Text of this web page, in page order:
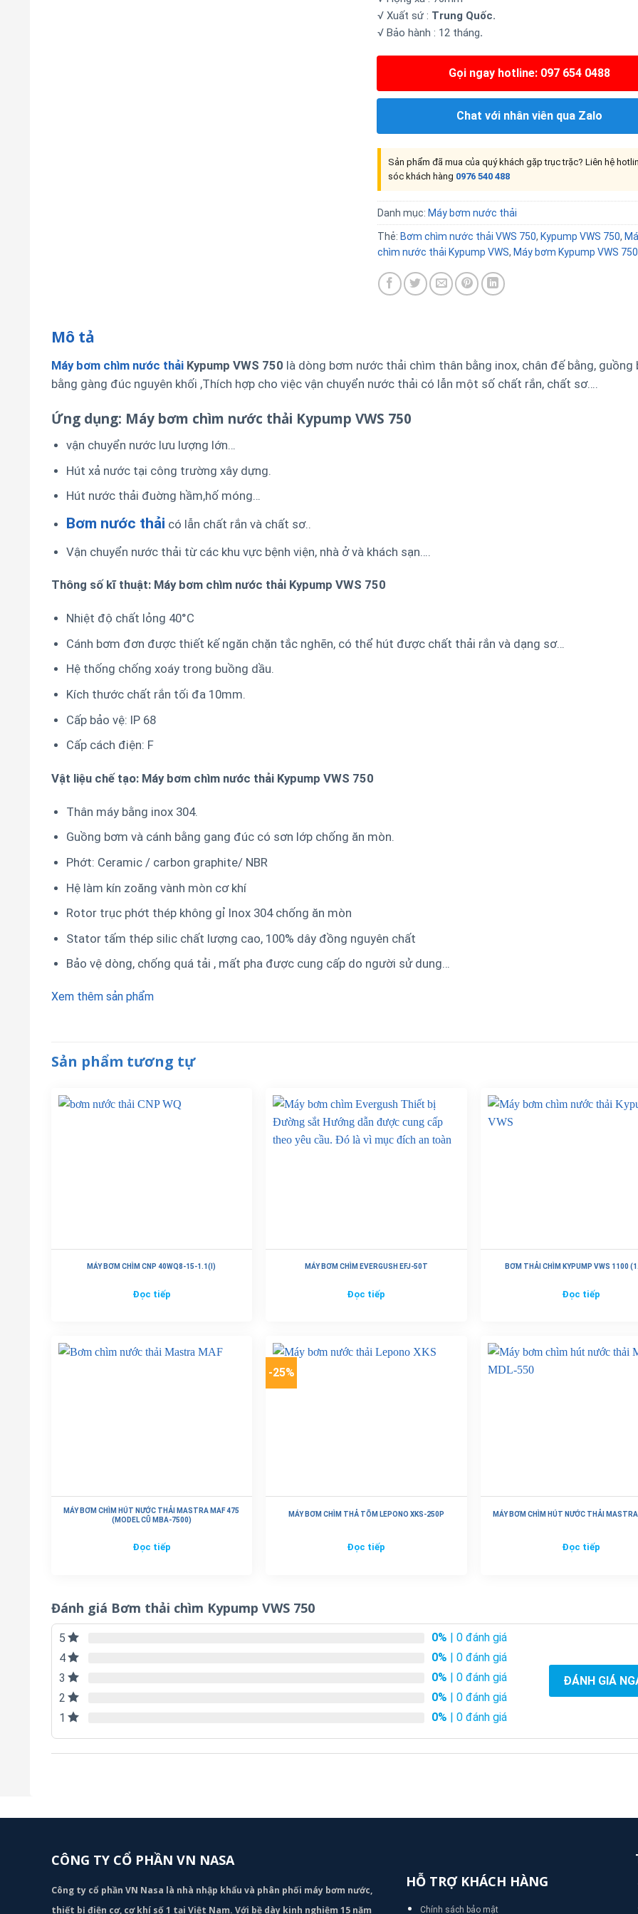
√ Xuất sứ : Trung Quốc.
√ Bảo hành : 12 tháng.
Gọi ngay hotline: 097 654 0488
Chat với nhân viên qua Zalo
Sản phẩm đã mua của quý khách gặp trục trặc? Liên hệ
sóc khách hàng 0976 540 488
Danh mục: Máy bơm nước thải
Thẻ: Bơm chìm nước thải VWS 750, Kypump VWS 750,
chìm nước thải Kypump VWS, Máy bơm Kypump VWS 750
Mô tả
Máy bơm chìm nước thải Kypump VWS 750 là dòng bơm nước thải chìm thân bằng inox, chân đế bằng, guồng
bằng gàng đúc nguyên khối ,Thích hợp cho việc vận chuyển nước thải có lẫn một số chất rắn, chất sơ….
Ứng dụng: Máy bơm chìm nước thải Kypump VWS 750
vận chuyển nước lưu lượng lớn…
Hút xả nước tại công trường xây dựng.
Hút nước thải đuờng hầm,hố móng…
Bơm nước thải có lẫn chất rắn và chất sơ..
Vận chuyển nước thải từ các khu vực bệnh viện, nhà ở và khách sạn….
Thông số kĩ thuật: Máy bơm chìm nước thải Kypump VWS 750
Nhiệt độ chất lỏng 40°C
Cánh bơm đơn được thiết kế ngăn chặn tắc nghẽn, có thể hút được chất thải rắn và dạng sơ…
Hệ thống chống xoáy trong buồng dầu.
Kích thước chất rắn tối đa 10mm.
Cấp bảo vệ: IP 68
Cấp cách điện: F
Vật liệu chế tạo: Máy bơm chìm nước thải Kypump VWS 750
Thân máy bằng inox 304.
Guồng bơm và cánh bằng gang đúc có sơn lớp chống ăn mòn.
Phớt: Ceramic / carbon graphite/ NBR
Hệ làm kín zoăng vành mòn cơ khí
Rotor trục phớt thép không gỉ Inox 304 chống ăn mòn
Stator tấm thép silic chất lượng cao, 100% dây đồng nguyên chất
Bảo vệ dòng, chống quá tải , mất pha được cung cấp do người sử dung…
Xem thêm sản phẩm
Sản phẩm tương tự
MÁY BƠM CHÌM CNP 40WQ8-15-1.1(I)
Đọc tiếp
MÁY BƠM CHÌM EVERGUSH EFJ-50T
Đọc tiếp
BƠM THẢI CHÌM KYPUMP VWS 1100
Đọc tiếp
MÁY BƠM CHÌM HÚT NƯỚC THẢI MASTRA MAF 475
(MODEL CŨ MBA-7500)
Đọc tiếp
-25%
MÁY BƠM CHÌM THẢ TÕM LEPONO XKS-250P
Đọc tiếp
MÁY BƠM CHÌM HÚT NƯỚC THẢI
Đọc tiếp
Đánh giá Bơm thải chìm Kypump VWS 750
5 0% | 0 đánh giá
4
0% | 0 đánh giá
3
0% | 0 đánh giá
2
0% | 0 đánh giá
1
0% | 0 đánh giá
ĐÁNH GIÁ
CÔNG TY CỔ PHẦN VN NASA
Công ty cổ phần VN Nasa là nhà nhập khẩu và phân phối máy bơm nước,
thiết bị điện cơ, cơ khí số 1 tại Việt Nam. Với bề dày kinh nghiệm 15 năm
HỖ TRỢ KHÁCH HÀNG
Chính sách bảo mật